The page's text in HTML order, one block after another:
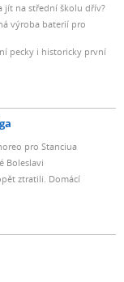
jít na střední školu dřív?
výroba baterií pro
pecky i historicky první
pro Stanciua
Boleslavi
ztratili. Domácí